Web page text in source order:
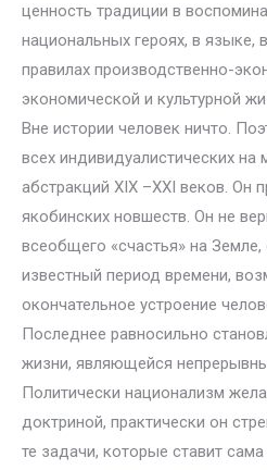
ценность традиции в
национальных героях, в языке,
правилах производственно-
экономической и культурной
Вне истории человек ничто.
всех индивидуалистических на
абстракций XIX –XXI веков. Он
якобинских новшеств. Он не
всеобщего «счастья» на
известный период времени,
окончательное устроение
Последнее равносильно
жизни, являющейся
Политически национализм
доктриной, практически он
те задачи, которые ставит